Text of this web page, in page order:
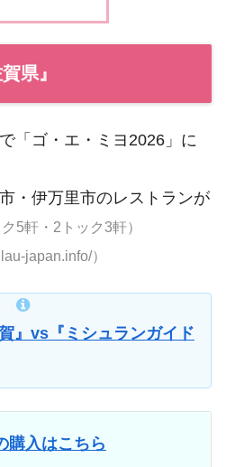
県』
「ゴ・エ・ミヨ2026」に
・伊万里市のレストランが
ク5軒・2トック3軒）
japan.info/）
』vs『ミシュランガイド
購入はこちら